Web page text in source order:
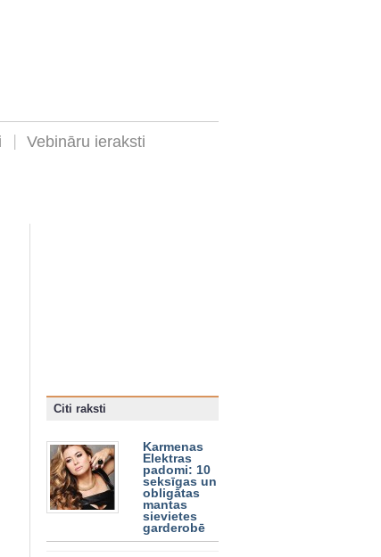
Vebināru ieraksti
Citi raksti
Karmenas
Elektras
padomi: 10
seksīgas un
obligātas
mantas
sievietes
garderobē